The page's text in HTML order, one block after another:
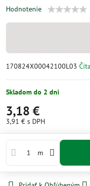
Hodnotenie
170824X00042100L03
Skladom do 2 dni
3,18 €
3,91 € s DPH
m